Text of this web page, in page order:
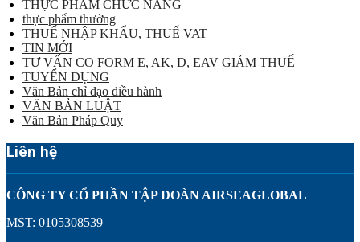
THỰC PHẨM CHỨC NĂNG
thực phẩm thường
THUẾ NHẬP KHẨU, THUẾ VAT
TIN MỚI
TƯ VẤN CO FORM E, AK, D, EAV GIẢM THUẾ
TUYỂN DỤNG
Văn Bản chỉ đạo điều hành
VĂN BẢN LUẬT
Văn Bản Pháp Quy
Liên hệ
CÔNG TY CỔ PHẦN TẬP ĐOÀN AIRSEAGLOBAL
MST: 0105308539